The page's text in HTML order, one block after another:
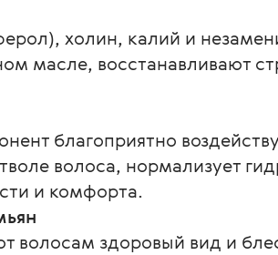
холин, калий и
масле, восстанавливают
благоприятно
волоса, нормализует
и комфорта.
волосам здоровый вид и